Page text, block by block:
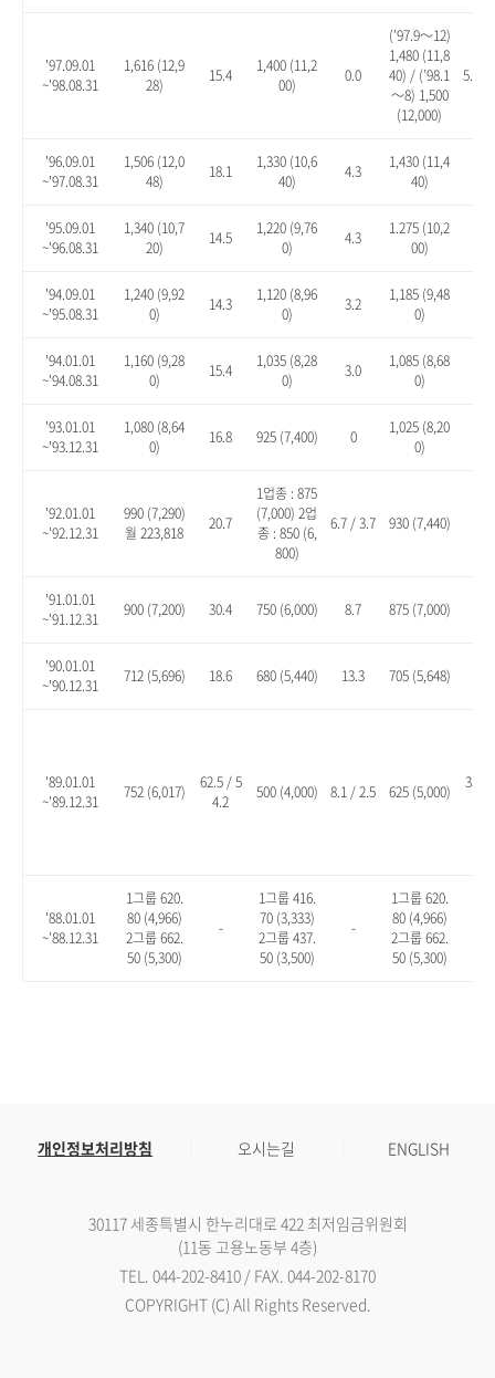
'97.09.01
~'98.08.31
1,616 (12,9
28)
15.4
1,400 (11,2
00)
0.0
(’97.9～12)
1,480 (11,8
40) / (’98.1
～8) 1,500
(12,000)
5.7 /
'96.09.01
~'97.08.31
1,506 (12,0
48)
18.1
1,330 (10,6
40)
4.3
1,430 (11,4
40)
'95.09.01
~'96.08.31
1,340 (10,7
20)
14.5
1,220 (9,76
0)
4.3
1.275 (10,2
00)
'94.09.01
~'95.08.31
1,240 (9,92
0)
14.3
1,120 (8,96
0)
3.2
1,185 (9,48
0)
'94.01.01
~'94.08.31
1,160 (9,28
0)
15.4
1,035 (8,28
0)
3.0
1,085 (8,68
0)
'93.01.01
~'93.12.31
1,080 (8,64
0)
16.8 925 (7,400) 0
1,025 (8,20
0)
'92.01.01
~'92.12.31
990 (7,290)
월 223,818
20.7
1업종 : 875
(7,000) 2업
종 : 850 (6,
800)
6.7 / 3.7 930 (7,440)
'91.01.01
~'91.12.31
900 (7,200) 30.4 750 (6,000) 8.7 875 (7,000)
'90.01.01
~'90.12.31
712 (5,696) 18.6 680 (5,440) 13.3 705 (5,648)
'89.01.01
~'89.12.31
752 (6,017)
62.5 / 5
4.2
500 (4,000) 8.1 / 2.5 625 (5,000)
35.1
'88.01.01
~'88.12.31
1그룹 620.
80 (4,966)
2그룹 662.
50 (5,300)
-
1그룹 416.
70 (3,333)
2그룹 437.
50 (3,500)
-
1그룹 620.
80 (4,966)
2그룹 662.
50 (5,300)
개인정보처리방침 오시는길 ENGLISH
30117 세종특별시 한누리대로 422 최저임금위원회
(11동 고용노동부 4층)
TEL. 044-202-8410 / FAX. 044-202-8170
COPYRIGHT (C) All Rights Reserved.